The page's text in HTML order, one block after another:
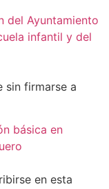
del Ayuntamiento
infantil y del
sin firmarse a
básica en
en esta